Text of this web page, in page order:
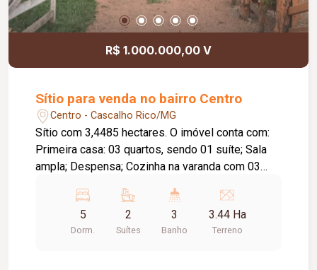
R$ 1.000.000,00 V
Sítio para venda no bairro Centro
Centro - Cascalho Rico/MG
Sítio com 3,4485 hectares. O imóvel conta com:
Primeira casa: 03 quartos, sendo 01 suíte; Sala
ampla; Despensa; Cozinha na varanda com 03
02 quartos; Sala; Cozinha; Banheiro social;
Estrutura do sítio: Quiosque com churrasqueira,
pia e balcão, com vista para a represa; Campo de
5
Dorm.
2
Suítes
3
Banho
3.44 Ha
Terreno